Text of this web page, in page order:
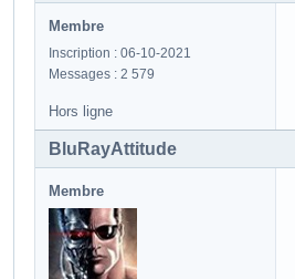
Membre
Inscription : 06-10-2021
Messages : 2 579
Hors ligne
BluRayAttitude
Membre